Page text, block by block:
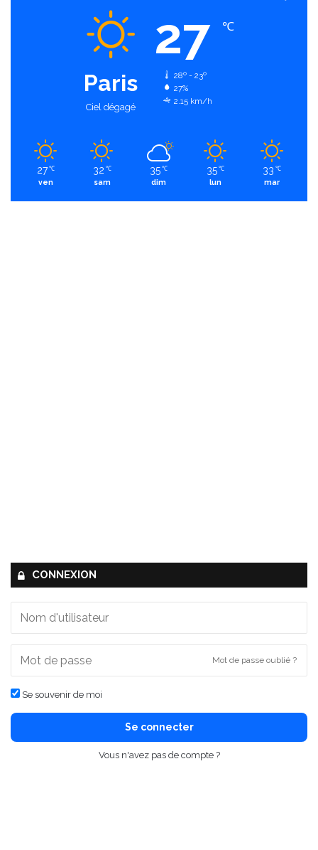
Paris
Ciel dégagé
27 ℃
28º - 23º
27%
2.15 km/h
27 ℃
ven
32 ℃
sam
35 ℃
dim
35 ℃
lun
33 ℃
mar
CONNEXION
Mot de passe oublié ?
Se souvenir de moi
Se connecter
Vous n'avez pas de compte ?